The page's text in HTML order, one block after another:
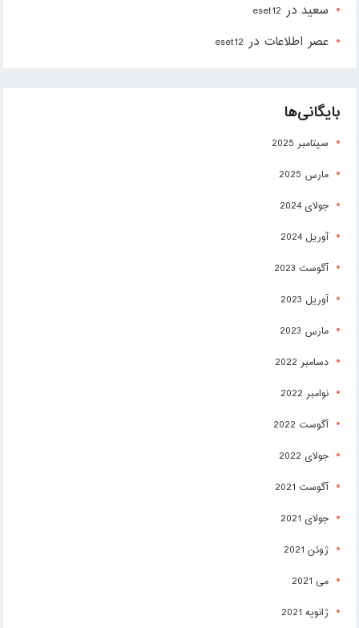
سعید در eset12
عصر اطلاعات در eset12
بایگانی‌ها
سپتامبر 2025
مارس 2025
جولای 2024
آوریل 2024
آگوست 2023
آوریل 2023
مارس 2023
دسامبر 2022
نوامبر 2022
آگوست 2022
جولای 2022
آگوست 2021
جولای 2021
ژوئن 2021
می 2021
ژانویه 2021